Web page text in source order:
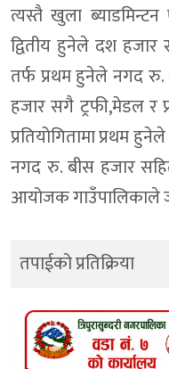
त्यस्तै खुला
द्वितीय हुनेले दश हजार
तर्फ प्रथम हुनेले नगद
हजार सगै ट्रफी,मेडल र
प्रतियोगितामा प्रथम
नगद रु. बीस हजार सहित
आयोजक गाउँपालिकाले
तपाईको प्रतिक्रिया